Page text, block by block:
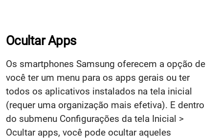
Ocultar Apps
Os smartphones Samsung oferecem a opção de
você ter um menu para os apps gerais ou ter
todos os aplicativos instalados na tela inicial
(requer uma organização mais efetiva). E dentro
do submenu Configurações da tela Inicial >
Ocultar apps, você pode ocultar aqueles